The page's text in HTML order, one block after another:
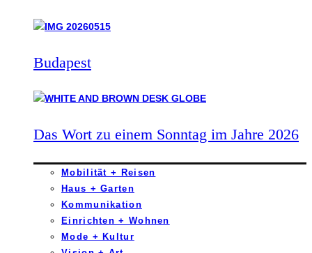
Budapest
Das Wort zu einem Sonntag im Jahre 2026
Mobilität + Reisen
Haus + Garten
Kommunikation
Einrichten + Wohnen
Mode + Kultur